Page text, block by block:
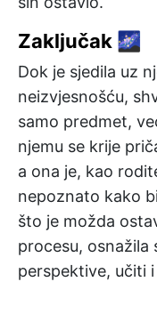
Zaključak 🌌
Dok je sjedila uz
neizvjesnošću,
samo predmet,
njemu se krije
a ona je, kao
nepoznato kako
što je možda
procesu, osnažila
perspektive, učiti